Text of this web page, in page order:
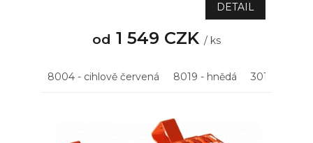
5,0
z
hvězdiček.
od 1 549 CZK / ks
DETAIL
8004 - cihlově červená 8019 - hnědá 3011 -